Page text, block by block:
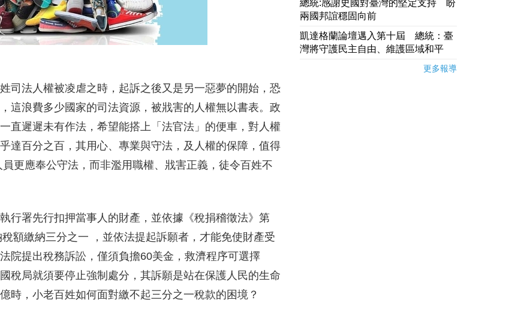
司法人權被凌虐之時，起訴之後又是另一惡夢的開始，恐
這浪費多少國家的司法資源，被戕害的人權無以書表。政
直遲遲未有作法，希望能搭上「法官法」的便車，對人權
達百分之百，其用心、專業與守法，及人權的保障，值得
更應奉公守法，而非濫用職權、戕害正義，徒令百姓不
行署先行扣押當事人的財產，並依據《稅捐稽徵法》第
額繳納三分之一 ，並依法提起訴願者，才能免使財產受
院提出稅務訴訟，僅須負擔60美金，救濟程序可選擇
稅局就須要停止強制處分，其訴願是站在保護人民的生命
時，小老百姓如何面對繳不起三分之一稅款的困境？
總統:感謝史國對臺灣的堅定支持 盼
兩國邦誼穩固向前
凱達格蘭論壇邁入第十屆 總統：臺
灣將守護民主自由、維護區域和平
更多報導